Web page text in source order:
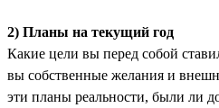
2) Планы на текущий год
Какие цели вы перед собой
вы собственные желания и
эти планы реальности, были ли